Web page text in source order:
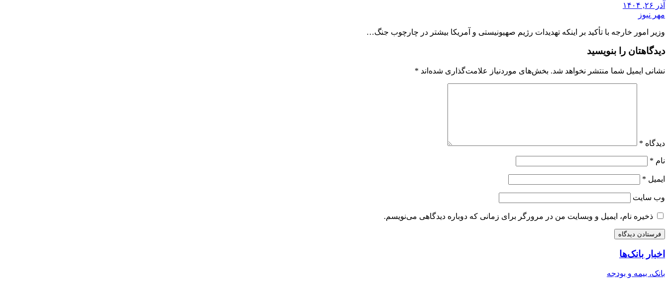
آذر ۲۶, ۱۴۰۴
مهر نیوز
وزیر امور خارجه با تأکید بر اینکه تهدیدات رژیم صهیونیستی و آمریکا بیشتر در چارچوب جنگ…
دیدگاهتان را بنویسید
نشانی ایمیل شما منتشر نخواهد شد. بخش‌های موردنیاز علامت‌گذاری شده‌اند *
دیدگاه *
نام *
ایمیل *
وب‌ سایت
ذخیره نام، ایمیل و وبسایت من در مرورگر برای زمانی که دوباره دیدگاهی می‌نویسم.
اخبار بانک‌ها
بانک، بیمه و بودجه